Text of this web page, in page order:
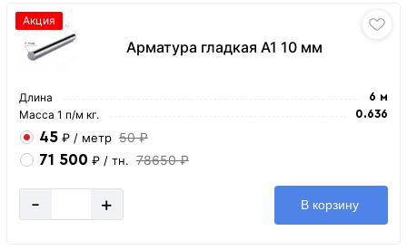
Арматура гладкая А1 10 мм
Акция
Длина 6 м
Масса 1 п/м кг. 0.636
45 ₽ / метр 50 ₽
71 500 ₽ / тн. 78650 ₽
- + В корзину